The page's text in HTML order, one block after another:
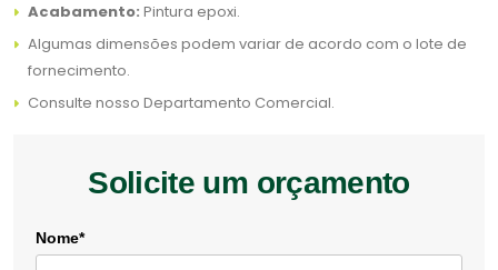
Acabamento: Pintura epoxi.
Algumas dimensões podem variar de acordo com o lote de
fornecimento.
Consulte nosso Departamento Comercial.
Solicite um orçamento
Nome*